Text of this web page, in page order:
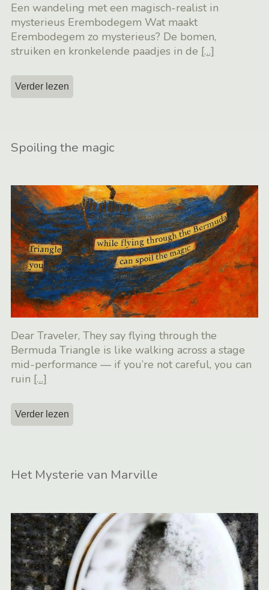
Een wandeling met een magisch-realist in
mysterieus Erembodegem Wat maakt
Erembodegem zo mysterieus? De bomen,
struiken en kronkelende paadjes in de […]
Verder lezen
Spoiling the magic
Dear Traveler, They say flying through the
Bermuda Triangle is like walking across a stage
mid-performance — if you’re not careful, you can
ruin […]
Verder lezen
Het Mysterie van Marville